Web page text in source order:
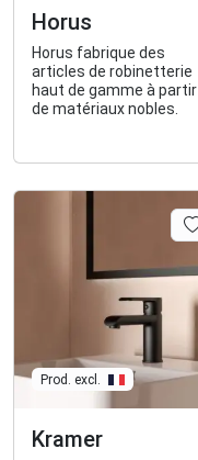
Horus
Horus fabrique des
articles de robinetterie
haut de gamme à partir
de matériaux nobles.
Prod. excl.
Kramer